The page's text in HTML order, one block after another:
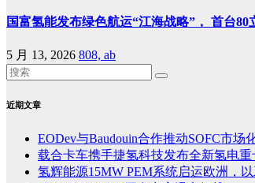
国富氢能发布绿色航运“江海战略”， 首台
5 月 13, 2026 808, ab
近期文章
EODev与Baudouin合作推动SOFC市场
载合卡车携手捷氢科技发布全新氢电
氢辉能源15MW PEM系统启运欧洲，